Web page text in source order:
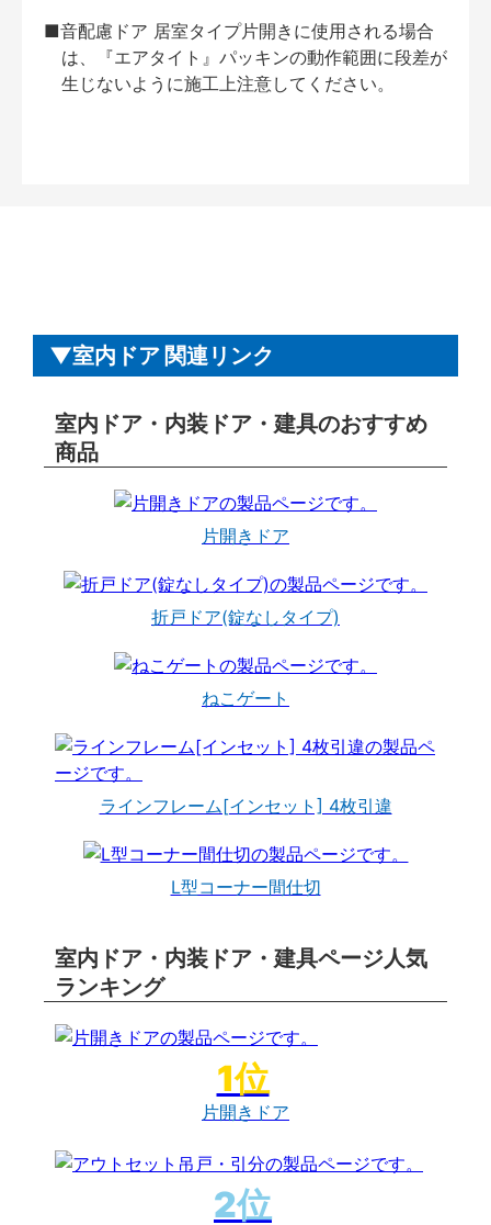
■音配慮ドア 居室タイプ片開きに使用される場合
は、『エアタイト』パッキンの動作範囲に段差が
生じないように施工上注意してください。
室内ドア 関連リンク
室内ドア・内装ドア・建具のおすすめ
商品
片開きドア
折戸ドア(錠なしタイプ)
ねこゲート
ラインフレーム[インセット] 4枚引違
L型コーナー間仕切
室内ドア・内装ドア・建具ページ人気
ランキング
片開きドア